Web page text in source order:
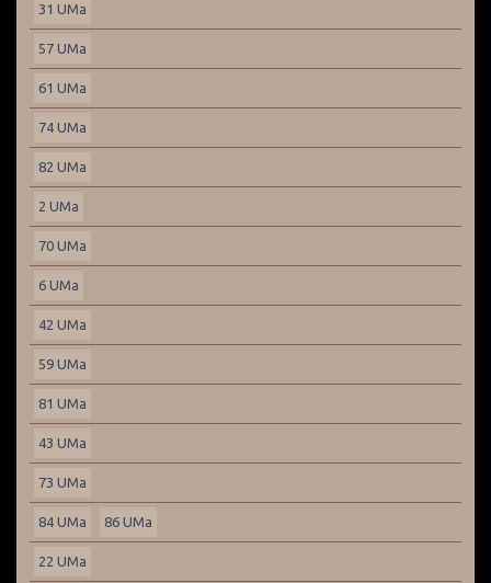
31 UMa
57 UMa
61 UMa
74 UMa
82 UMa
2 UMa
70 UMa
6 UMa
42 UMa
59 UMa
81 UMa
43 UMa
73 UMa
84 UMa 86 UMa
22 UMa